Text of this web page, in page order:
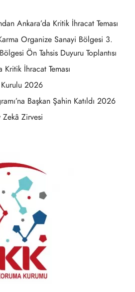
Ankara’da Kritik İhracat Teması
Organize Sanayi Bölgesi 3.
Ön Tahsis Duyuru Toplantısı
Kritik İhracat Teması
2026
Başkan Şahin Katıldı 2026
Zekâ Zirvesi